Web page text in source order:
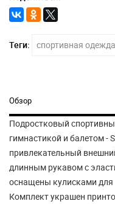
Теги: спортивная одежда
Обзор
Подростковый
гимнастикой и балетом -
привлекательный
длинным рукавом с
оснащены кулисками
Комплект украшен